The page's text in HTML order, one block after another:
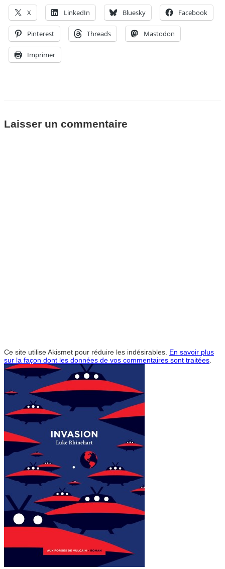
X LinkedIn Bluesky Facebook
Pinterest Threads Mastodon
Imprimer
Laisser un commentaire
Ce site utilise Akismet pour réduire les indésirables. En savoir plus
sur la façon dont les données de vos commentaires sont traitées.